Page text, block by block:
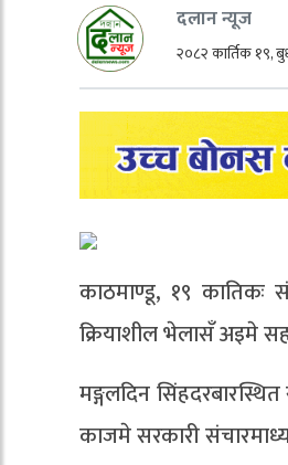
दलान न्यूज
२०८२ कार्तिक १९,
काठमाण्डू, १९ कातिकः
क्रियाशील भेलासँ अइमे
मङ्गलदिन
काजमे सरकारी